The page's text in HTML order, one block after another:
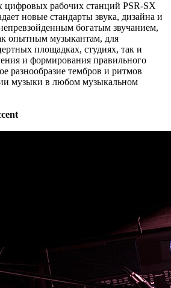
цифровых рабочих станций PSR-SX
новые стандарты звука, дизайна и
богатым звучанием,
опытным музыкантам, для
площадках, студиях, так и
и формирования правильного
разнообразие тембров и ритмов
музыки в любом музыкальном